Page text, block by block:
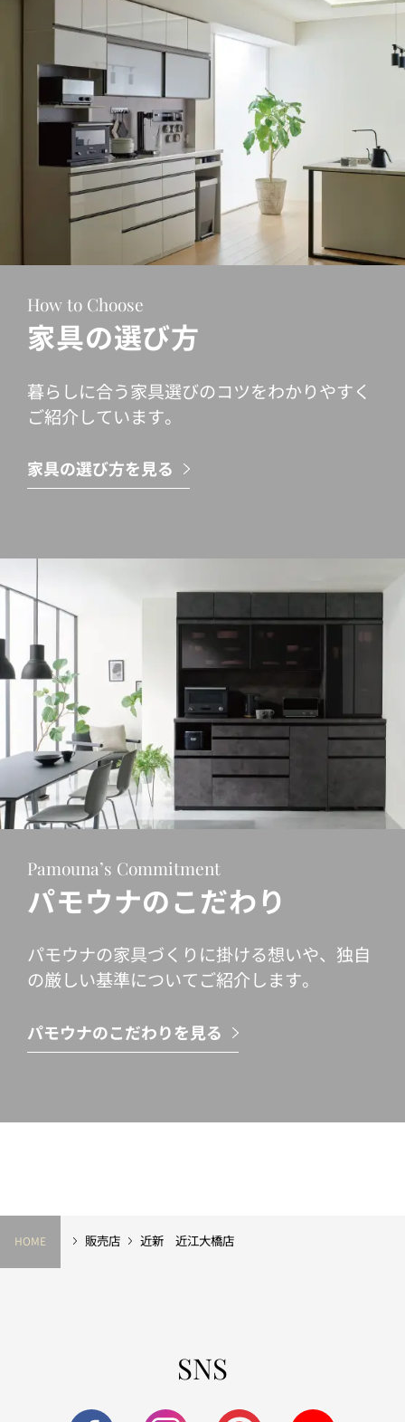
How to Choose
家具の選び方
暮らしに合う家具選びのコツをわかりやすく
ご紹介しています。
家具の選び方を見る
Pamouna’s Commitment
パモウナのこだわり
パモウナの家具づくりに掛ける想いや、独自
の厳しい基準についてご紹介します。
パモウナのこだわりを見る
HOME 販売店 近新 近江大橋店
SNS